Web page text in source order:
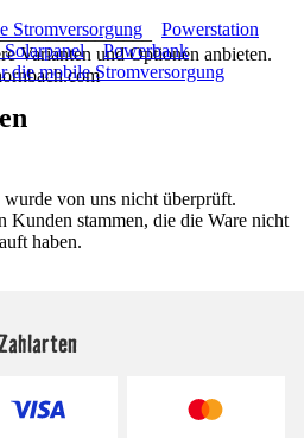
Varianten und Optionen anbieten.
Stromversorgung
Powerstation
Powerbank
die mobile Stromversorgung
von uns nicht überprüft.
Kunden stammen, die die Ware nicht
haben.